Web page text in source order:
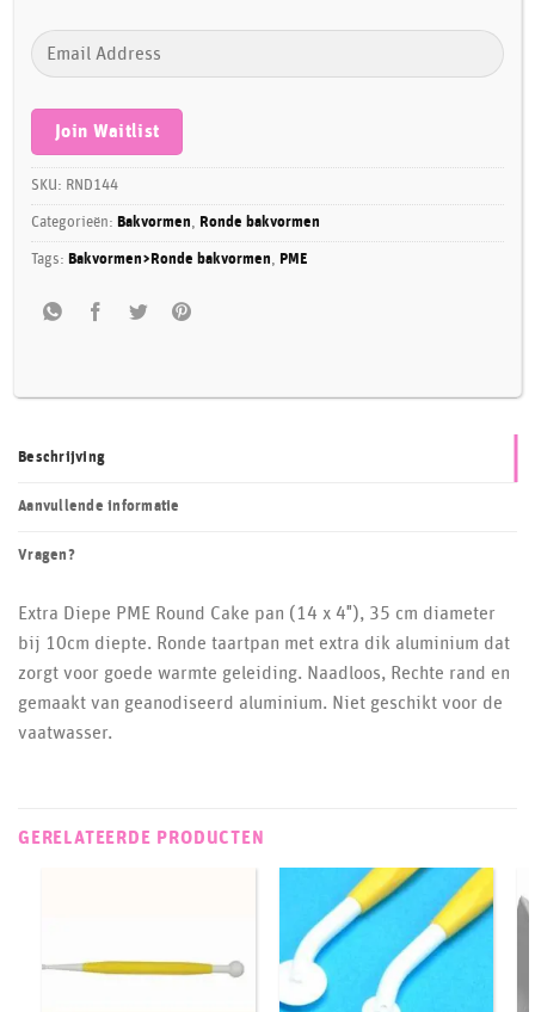
Enter
your
address
to
join
the
waitlist
for
product
Join Waitlist
SKU: RND144
Categorieën: Bakvormen, Ronde bakvormen
Tags: Bakvormen>Ronde bakvormen, PME
Beschrijving
Aanvullende informatie
Vragen?
Extra Diepe PME Round Cake pan (14 x 4″), 35 cm diameter
bij 10cm diepte. Ronde taartpan met extra dik aluminium dat
zorgt voor goede warmte geleiding. Naadloos, Rechte rand en
gemaakt van geanodiseerd aluminium. Niet geschikt voor de
vaatwasser.
GERELATEERDE PRODUCTEN